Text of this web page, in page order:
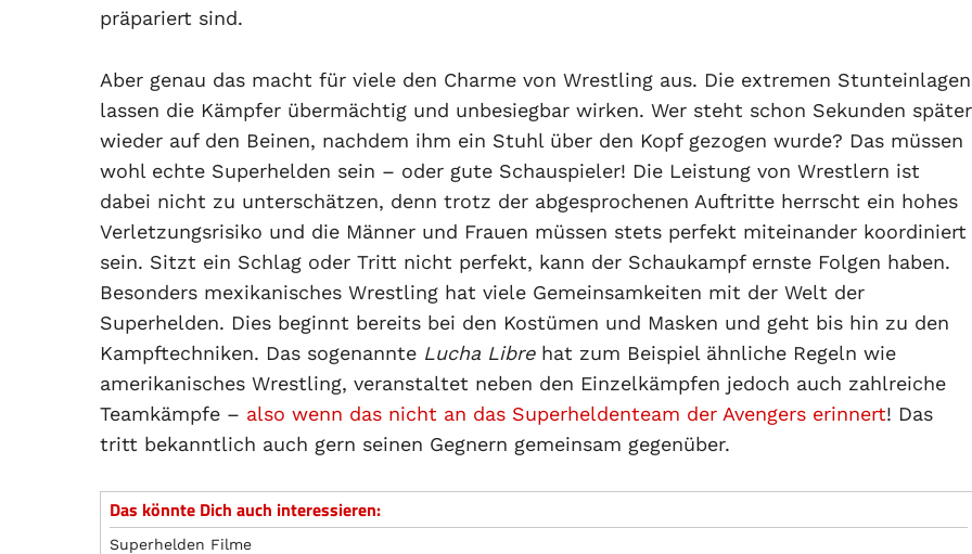
präpariert sind.
Aber genau das macht für viele den Charme von Wrestling aus. Die extremen Stunteinlagen
lassen die Kämpfer übermächtig und unbesiegbar wirken. Wer steht schon Sekunden später
wieder auf den Beinen, nachdem ihm ein Stuhl über den Kopf gezogen wurde? Das müssen
wohl echte Superhelden sein – oder gute Schauspieler! Die Leistung von Wrestlern ist
dabei nicht zu unterschätzen, denn trotz der abgesprochenen Auftritte herrscht ein hohes
Verletzungsrisiko und die Männer und Frauen müssen stets perfekt miteinander koordiniert
sein. Sitzt ein Schlag oder Tritt nicht perfekt, kann der Schaukampf ernste Folgen haben.
Besonders mexikanisches Wrestling hat viele Gemeinsamkeiten mit der Welt der
Superhelden. Dies beginnt bereits bei den Kostümen und Masken und geht bis hin zu den
Kampftechniken. Das sogenannte Lucha Libre hat zum Beispiel ähnliche Regeln wie
amerikanisches Wrestling, veranstaltet neben den Einzelkämpfen jedoch auch zahlreiche
Teamkämpfe – also wenn das nicht an das Superheldenteam der Avengers erinnert! Das
tritt bekanntlich auch gern seinen Gegnern gemeinsam gegenüber.
Das könnte Dich auch interessieren:
Superhelden Filme